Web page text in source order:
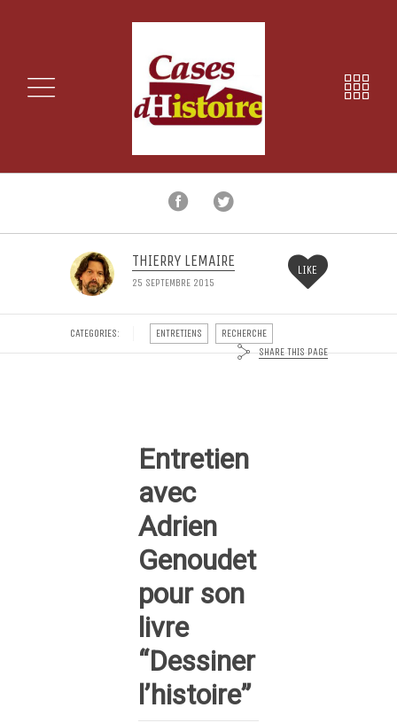
THIERRY LEMAIRE
25 SEPTEMBRE 2015
LIKE
CATEGORIES: ENTRETIENS
RECHERCHE
SHARE THIS PAGE
Entretien
avec
Adrien
Genoudet
pour son
livre
“Dessiner
l’histoire”